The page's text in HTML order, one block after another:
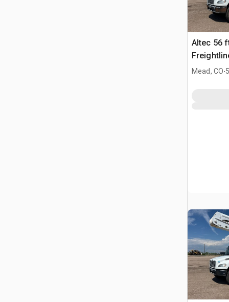
Altec 56
Camion
Mead, CO.